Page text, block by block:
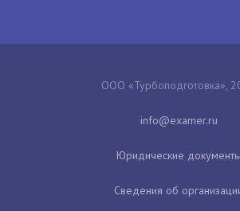
ООО «Турбоподготовка»,
Юридические документы
Сведения об